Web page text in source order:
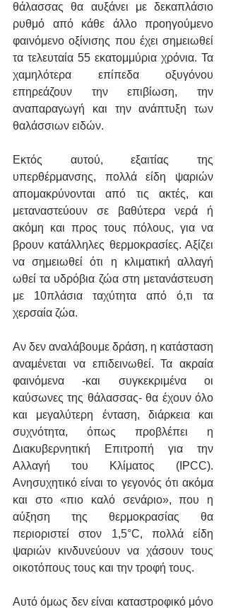
θάλασσας θα αυξάνει με δεκαπλάσιο
ρυθμό από κάθε άλλο προηγούμενο
φαινόμενο οξίνισης που έχει σημειωθεί
τα τελευταία 55 εκατομμύρια χρόνια. Τα
χαμηλότερα επίπεδα οξυγόνου
επηρεάζουν την επιβίωση, την
αναπαραγωγή και την ανάπτυξη των
θαλάσσιων ειδών.
Εκτός αυτού, εξαιτίας της
υπερθέρμανσης, πολλά είδη ψαριών
απομακρύνονται από τις ακτές, και
μεταναστεύουν σε βαθύτερα νερά ή
ακόμη και προς τους πόλους, για να
βρουν κατάλληλες θερμοκρασίες. Αξίζει
να σημειωθεί ότι η κλιματική αλλαγή
ωθεί τα υδρόβια ζώα στη μετανάστευση
με 10πλάσια ταχύτητα από ό,τι τα
χερσαία ζώα.
Αν δεν αναλάβουμε δράση, η κατάσταση
αναμένεται να επιδεινωθεί. Τα ακραία
φαινόμενα -και συγκεκριμένα οι
καύσωνες της θάλασσας- θα έχουν όλο
και μεγαλύτερη ένταση, διάρκεια και
συχνότητα, όπως προβλέπει η
Διακυβερνητική Επιτροπή για την
Αλλαγή του Κλίματος (IPCC).
Ανησυχητικό είναι το γεγονός ότι ακόμα
και στο «πιο καλό σενάριο», που η
αύξηση της θερμοκρασίας θα
περιοριστεί στον 1,5°C, πολλά είδη
ψαριών κινδυνεύουν να χάσουν τους
οικοτόπους τους και την τροφή τους.
Αυτό όμως δεν είναι καταστροφικό μόνο